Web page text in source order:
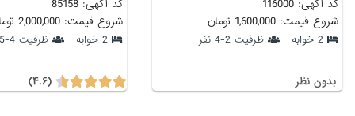
کد آگهی: 116000
شروع قیمت: 1,600,000 تومان
2 خوابه ظرفیت 2-4 نفر
بدون نظر
کد آگهی: 85158
شروع قیمت: 2,000,000 تومان
2 خوابه ظرفیت 4-5 نفر
(۴.۶)